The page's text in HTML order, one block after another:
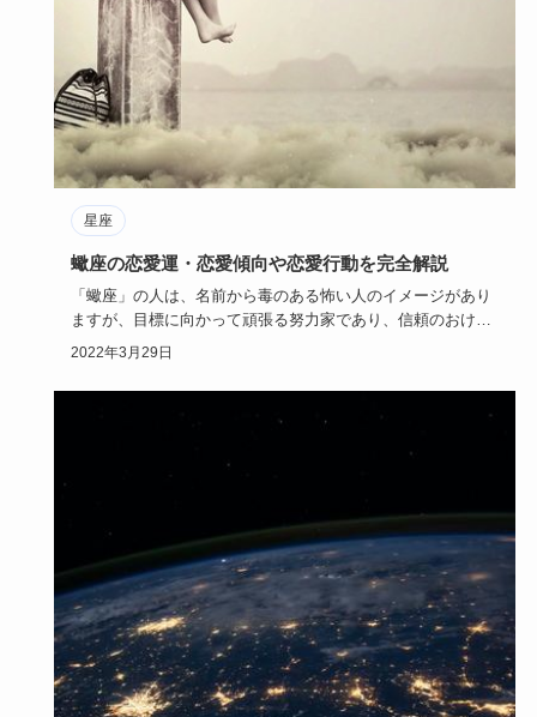
星座
蠍座の恋愛運・恋愛傾向や恋愛行動を完全解説
「蠍座」の人は、名前から毒のある怖い人のイメージがあり
ますが、目標に向かって頑張る努力家であり、信頼のおける
人でもあります…
2022年3月29日